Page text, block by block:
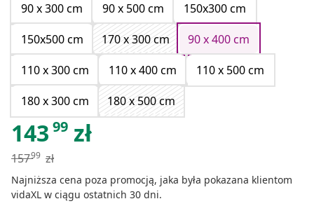
90 x 300 cm
90 x 500 cm
150x300 cm
150x500 cm
170 x 300 cm
90 x 400 cm
110 x 300 cm
110 x 400 cm
110 x 500 cm
180 x 300 cm
180 x 500 cm
143 99 zł
15799 zł
Najniższa cena poza promocją, jaka była pokazana klientom
vidaXL w ciągu ostatnich 30 dni.